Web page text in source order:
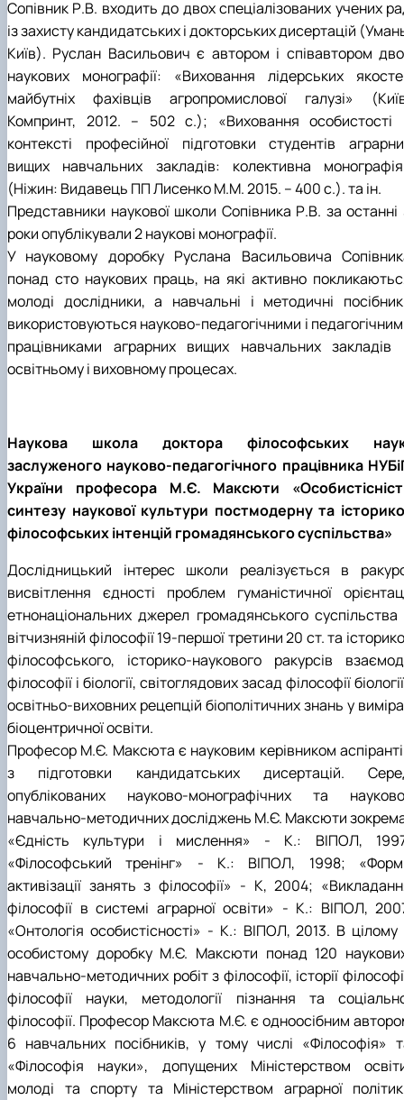
Сопівник Р.В. входить до двох спеціалізованих учених
із захисту кандидатських і докторських дисертацій
Київ). Руслан Васильович є автором і співавтором
наукових монографії: «Виховання лідерських
майбутніх фахівців агропромислової галузі»
Компринт, 2012. – 502 с.); «Виховання особистості
контексті професійної підготовки студентів
вищих навчальних закладів: колективна
(Ніжин: Видавець ПП Лисенко М.М. 2015. – 400 с.). та ін.
Представники наукової школи Сопівника Р.В. за останні
роки опублікували 2 наукові монографії.
У науковому доробку Руслана Васильовича
понад сто наукових праць, на які активно
молоді дослідники, а навчальні і методичні
використовуються науково-педагогічними і
працівниками аграрних вищих навчальних закладів
освітньому і виховному процесах.
Наукова школа доктора філософських
заслуженого науково-педагогічного працівника
України професора М.Є. Максюти
синтезу наукової культури постмодерну та
філософських інтенцій громадянського суспільства»
Дослідницький інтерес школи реалізується в
висвітлення єдності проблем гуманістичної
етнонаціональних джерел громадянського суспільства
вітчизняній філософії 19-першої третини 20 ст. та
філософського, історико-наукового ракурсів
філософії і біології, світоглядових засад філософії
освітньо-виховних рецепцій біополітичних знань у
біоцентричної освіти.
Професор М.Є. Максюта є науковим керівником
з підготовки кандидатських дисертацій.
опублікованих науково-монографічних та
навчально-методичних досліджень М.Є. Максюти
«Єдність культури і мислення» - К.: ВІПОЛ,
«Філософський тренінг» - К.: ВІПОЛ, 1998;
активізації занять з філософії» - К, 2004;
філософії в системі аграрної освіти» - К.: ВІПОЛ,
«Онтологія особистісності» - К.: ВІПОЛ, 2013. В цілому
особистому доробку М.Є. Максюти понад 120
навчально-методичних робіт з філософії, історії
філософії науки, методології пізнання та
філософії. Професор Максюта М.Є. є одноосібним
6 навчальних посібників, у тому числі «Філософія»
«Філософія науки», допущених Міністерством
молоді та спорту та Міністерством аграрної